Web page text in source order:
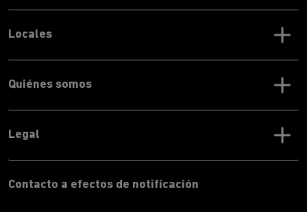
Locales
Contacto a efectos de notificación
Quiénes somos
Legal